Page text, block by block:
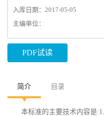
入库日期：2017-05-05
主编单位：
PDF试读
简介 目录
本标准的主要技术内容是